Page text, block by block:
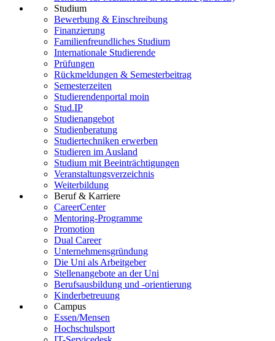
Studium
Bewerbung & Einschreibung
Finanzierung
Familienfreundliches Studium
Internationale Studierende
Prüfungen
Rückmeldungen & Semesterbeitrag
Semesterzeiten
Studierendenportal moin
Stud.IP
Studienangebot
Studienberatung
Studiertechniken erwerben
Studieren im Ausland
Studium mit Beeinträchtigungen
Veranstaltungsverzeichnis
Weiterbildung
Beruf & Karriere
CareerCenter
Mentoring-Programme
Promotion
Dual Career
Unternehmensgründung
Die Uni als Arbeitgeber
Stellenangebote an der Uni
Berufsausbildung und -orientierung
Kinderbetreuung
Campus
Essen/Mensen
Hochschulsport